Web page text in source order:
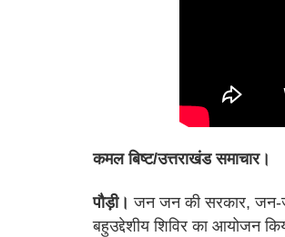
कमल बिष्ट/उत्तराखंड समाचार।
पौड़ी। जन जन की सरकार, जन-
बहुउद्देशीय शिविर का आयोजन